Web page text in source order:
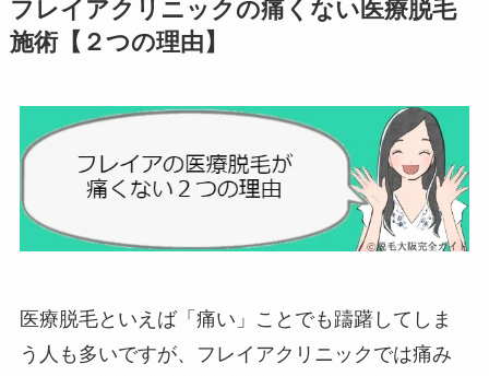
フレイアクリニックの痛くない医療脱毛
施術【２つの理由】
医療脱毛といえば「痛い」ことでも躊躇してしま
う人も多いですが、フレイアクリニックでは痛み